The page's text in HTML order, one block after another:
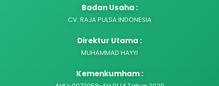
Badan Usaha :
CV. RAJA PULSA INDONESIA
Direktur Utama :
MUHAMMAD HAYYI
Kemenkumham :